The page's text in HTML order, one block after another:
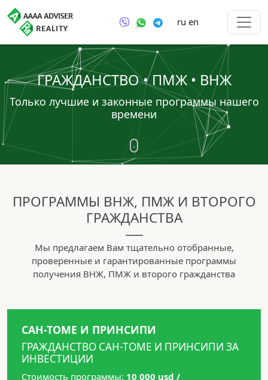
ru en
ГРАЖДАНСТВО • ПМЖ • ВНЖ
Только лучшие и законные программы нашего
времени
ПРОГРАММЫ ВНЖ, ПМЖ И ВТОРОГО
ГРАЖДАНСТВА
Мы предлагаем Вам тщательно отобранные,
проверенные и гарантированные программы
получения ВНЖ, ПМЖ и второго гражданства
САН-ТОМЕ И ПРИНСИПИ
ГРАЖДАНСТВО САН-ТОМЕ И ПРИНСИПИ ЗА
ИНВЕСТИЦИИ
Стоимость программы: 10 000 usd /